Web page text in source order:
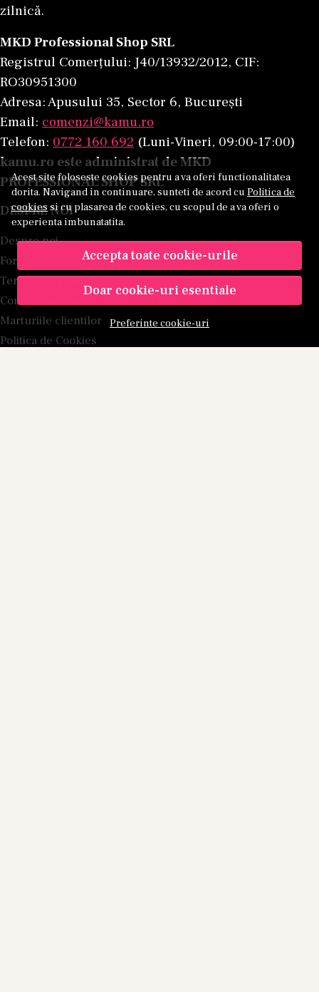
Acest site foloseste cookies pentru a va oferi functionalitatea
dorita. Navigand in continuare, sunteti de acord cu Politica de
cookies si cu plasarea de cookies, cu scopul de a va oferi o
experienta imbunatatita.
Accepta toate cookie-urile
Doar cookie-uri esentiale
Preferinte cookie-uri
zilnică.
MKD Professional Shop SRL
Registrul Comerțului: J40/13932/2012, CIF:
RO30951300
Adresa: Apusului 35, Sector 6, București
Email: comenzi@kamu.ro
Telefon: 0772 160 692 (Luni-Vineri, 09:00-17:00)
kamu.ro este administrat de MKD
PROFESSIONAL SHOP SRL
DESPRE NOI
Despre noi
Formular retur
Termeni si conditii
Confidentialitate
Marturiile clientilor
Politica de Cookies